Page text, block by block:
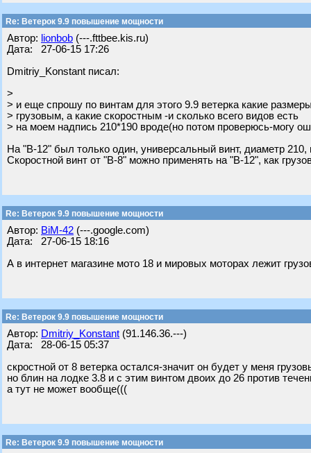
Re: Ветерок 9.9 повышение мощности
Автор: lionbob (---.fttbee.kis.ru)
Дата: 27-06-15 17:26
Dmitriy_Konstant писал:
>
> и еще спрошу по винтам для этого 9.9 ветерка какие
> грузовым, а какие скоростным -и сколько всего видов есть
> на моем надпись 210*190 вроде(но потом проверюсь-могу
На "В-12" был только один, универсальный винт, диаметр 210,
Скоростной винт от "В-8" можно применять на "В-12", как
Re: Ветерок 9.9 повышение мощности
Автор: BiM-42 (---.google.com)
Дата: 27-06-15 18:16
А в интернет магазине мото 18 и мировых моторах лежит
Re: Ветерок 9.9 повышение мощности
Автор: Dmitriy_Konstant (91.146.36.---)
Дата: 28-06-15 05:37
скростной от 8 ветерка остался-значит он будет у меня
но блин на лодке 3.8 и с этим винтом двоих до 26 против
а тут не может вообще(((
Re: Ветерок 9.9 повышение мощности